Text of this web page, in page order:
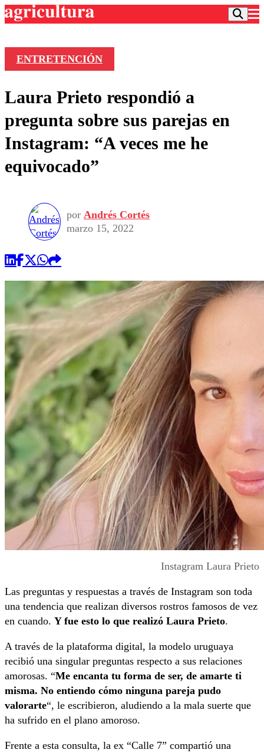
Frecuencias
Agricultura TV
Deportes
Colo Colo
Motor
Torneo Internacional
Torneo Nacional
Entretención
Noticias
Internacional
Nacional
Vida Social
Programas
Comercial
ENTRETENCIÓN
Laura Prieto respondió a
pregunta sobre sus parejas en
Instagram: “A veces me he
equivocado”
por Andrés Cortés
marzo 15, 2022
Instagram Laura Prieto
Las preguntas y respuestas a través de Instagram son toda
una tendencia que realizan diversos rostros famosos de vez
en cuando. Y fue esto lo que realizó Laura Prieto.
A través de la plataforma digital, la modelo uruguaya
recibió una singular preguntas respecto a sus relaciones
amorosas. “Me encanta tu forma de ser, de amarte ti
misma. No entiendo cómo ninguna pareja pudo
valorarte“, le escribieron, aludiendo a la mala suerte que
ha sufrido en el plano amoroso.
Frente a esta consulta, la ex “Calle 7” compartió una